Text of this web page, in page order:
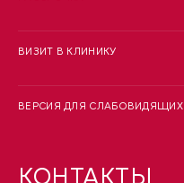
ВИЗИТ В КЛИНИКУ
ВЕРСИЯ ДЛЯ СЛАБОВИДЯЩИХ